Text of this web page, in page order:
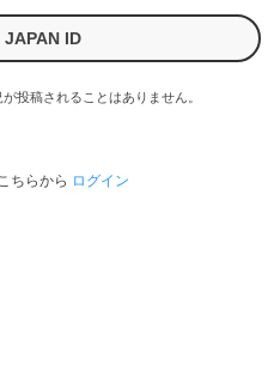
ID
投稿されることはありません。
ちらから ログイン